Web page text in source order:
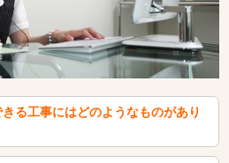
る工事にはどのようなものがあり